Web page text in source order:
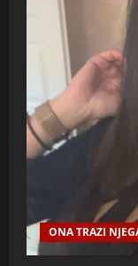
ONA TRAZI